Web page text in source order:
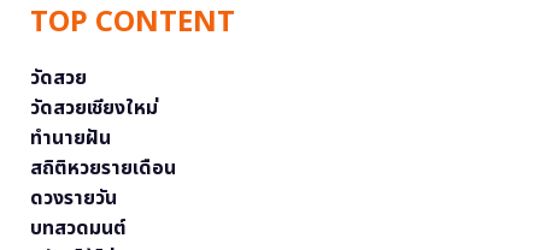
TOP CONTENT
วัดสวย
วัดสวยเชียงใหม่
ทำนายฝัน
สถิติหวยรายเดือน
ดวงรายวัน
บทสวดมนต์